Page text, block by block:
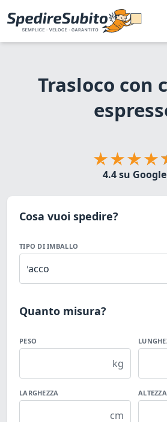
Trasloco con
4.4 su Google
Cosa vuoi spedire?
TIPO DI IMBALLO
Quanto misura?
PESO
kg
LARGHEZZA
cm
ALTEZZA